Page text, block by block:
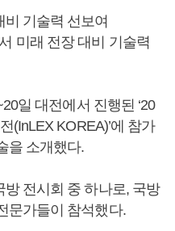
기술력 선보여
미래 전장 대비 기술력
일 대전에서 진행된 ‘20
(InLEX KOREA)’에 참가
을 소개했다.
전시회 중 하나로, 국방
문가들이 참석했다.